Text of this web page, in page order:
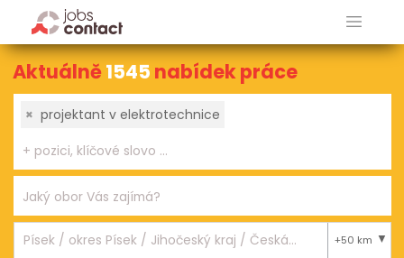
Aktuálně1545 nabídek práce
× projektant v elektrotechnice
+50 km